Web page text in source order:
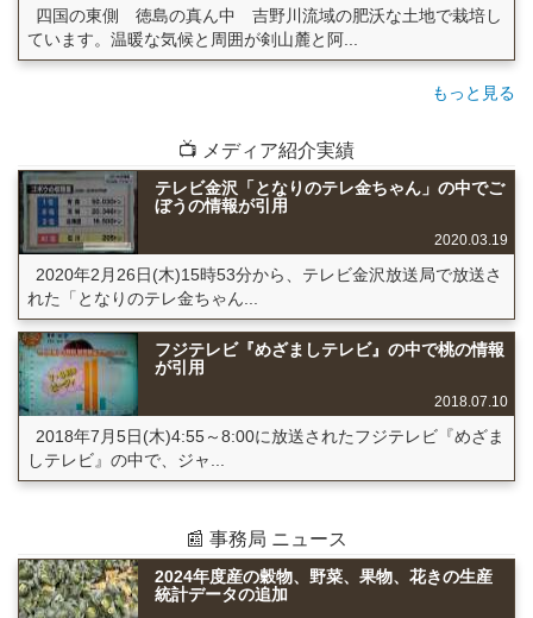
四国の東側 徳島の真ん中 吉野川流域の肥沃な土地で栽培し
ています。温暖な気候と周囲が剣山麓と阿...
もっと見る
📺 メディア紹介実績
テレビ金沢「となりのテレ金ちゃん」の中でご
ぼうの情報が引用
2020.03.19
2020年2月26日(木)15時53分から、テレビ金沢放送局で放送さ
れた「となりのテレ金ちゃん...
フジテレビ『めざましテレビ』の中で桃の情報
が引用
2018.07.10
2018年7月5日(木)4:55～8:00に放送されたフジテレビ『めざま
しテレビ』の中で、ジャ...
📰 事務局 ニュース
2024年度産の穀物、野菜、果物、花きの生産
統計データの追加